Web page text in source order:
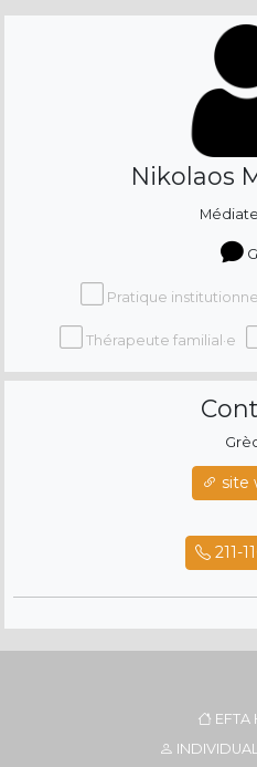
Nikolaos
Pratique
Thérapeute familial·e
site
211-
EFTA